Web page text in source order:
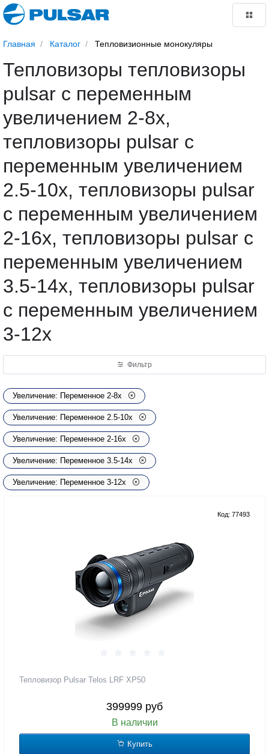
Главная Каталог Тепловизионные монокуляры
Тепловизоры тепловизоры
pulsar с переменным
увеличением 2-8х,
тепловизоры pulsar с
переменным увеличением
2.5-10x, тепловизоры pulsar
с переменным увеличением
2-16х, тепловизоры pulsar с
переменным увеличением
3.5-14x, тепловизоры pulsar
с переменным увеличением
3-12х
Фильтр
Увеличение: Переменное 2-8х
Увеличение: Переменное 2.5-10x
Увеличение: Переменное 2-16х
Увеличение: Переменное 3.5-14x
Увеличение: Переменное 3-12х
Код: 77493
Тепловизор Pulsar Telos LRF XP50
399999 руб
В наличии
Купить